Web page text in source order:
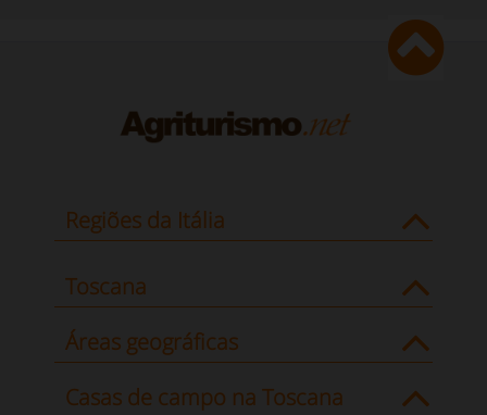
Regiões da Itália
Toscana
Áreas geográficas
Casas de campo na Toscana